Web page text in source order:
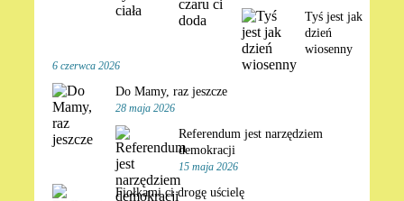
Tyś jest jak
dzień
wiosenny
6 czerwca 2026
Do Mamy, raz jeszcze
28 maja 2026
Referendum jest narzędziem
demokracji
15 maja 2026
Fiołkami ci drogę uścielę